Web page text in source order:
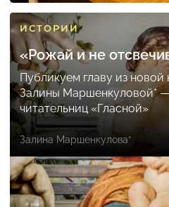
ИСТОРИИ
«Рожай и не
Публикуем главу из новой
Залины Маршенкуловой* —
читательниц «Гласной»
Залина Маршенкулова*